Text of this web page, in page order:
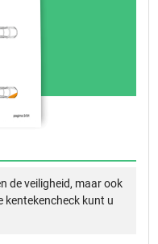
de veiligheid, maar ook
kentekencheck kunt u